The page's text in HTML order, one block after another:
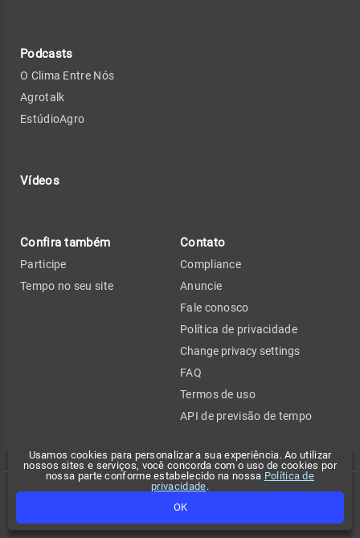
Usamos cookies para personalizar a sua experiência. Ao utilizar
nossos sites e serviços, você concorda com o uso de cookies por
nossa parte conforme estabelecido na nossa Política de
privacidade.
OK
Podcasts
O Clima Entre Nós
Agrotalk
EstúdioAgro
Vídeos
Confira também
Participe
Tempo no seu site
Contato
Compliance
Anuncie
Fale conosco
Política de privacidade
Change privacy settings
FAQ
Termos de uso
API de previsão de tempo
Copyright 2026 - Climatempo. Todos os direitos reservados.